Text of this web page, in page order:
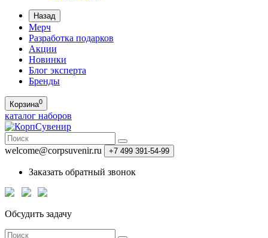
Назад
Мерч
Разработка подарков
Акции
Новинки
Блог эксперта
Бренды
Корзина0
каталог наборов
welcome@corpsuvenir.ru +7 499 391-54-99
Заказать обратный звонок
Обсудить задачу